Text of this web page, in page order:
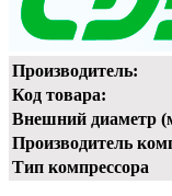
Производитель:
Код товара:
Внешний диаметр
Производитель
Тип компрессора